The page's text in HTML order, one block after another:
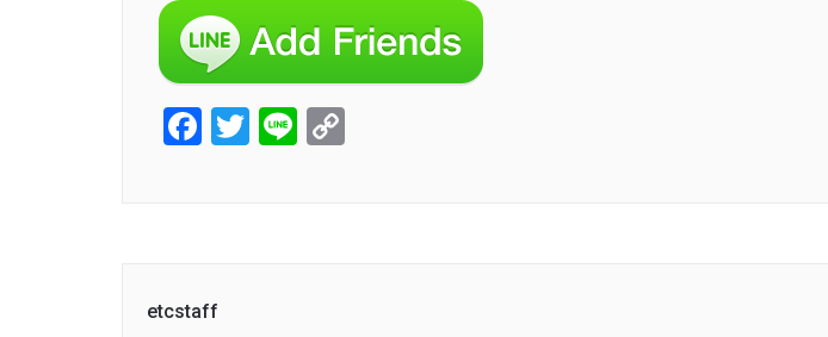
Facebook
Twitter
Line
etcstaff